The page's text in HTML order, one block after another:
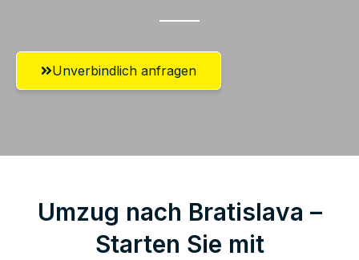
Unverbindlich anfragen
Umzug nach Bratislava –
Starten Sie mit